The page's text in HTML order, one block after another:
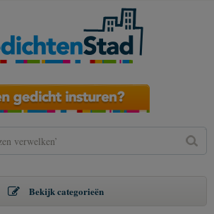
Bekijk categorieën